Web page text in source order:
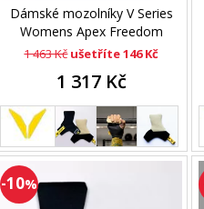
Dámské mozolníky V Series
Womens Apex Freedom
1 463 Kčušetříte 146 Kč
1 317 Kč
-10%